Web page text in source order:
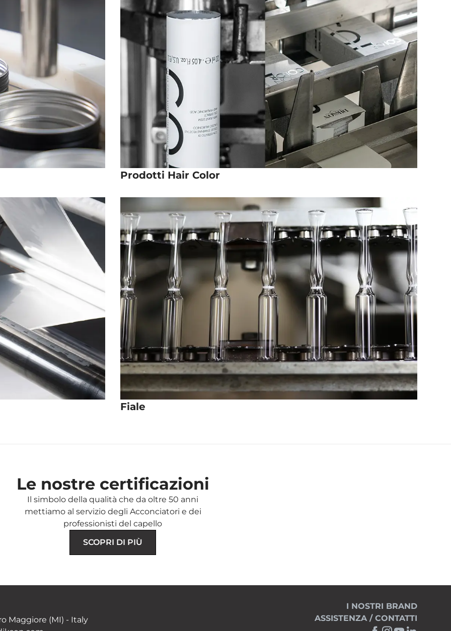
Prodotti Hair Color
Fiale
Le nostre certificazioni
Il simbolo della qualità che da oltre 50 anni
mettiamo al servizio degli Acconciatori e dei
professionisti del capello
SCOPRI DI PIÙ
Maggiore (MI) - Italy
I NOSTRI BRAND
ASSISTENZA / CONTATTI